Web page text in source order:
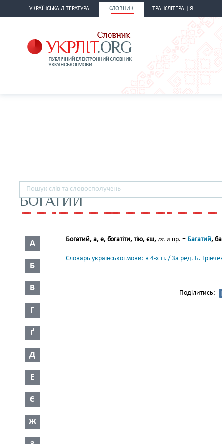
УКРАЇНСЬКА ЛІТЕРАТУРА СЛОВНИК ТРАНСЛІТЕРАЦІЯ
БОГАТИЙ
А
Б
В
Г
Ґ
Д
Е
Є
Ж
Богатий, а, е, богатіти, тію, єш, гл. и пр. = Багатий,
Словарь української мови: в 4-х тт. / За ред. Б.
Поділитись: